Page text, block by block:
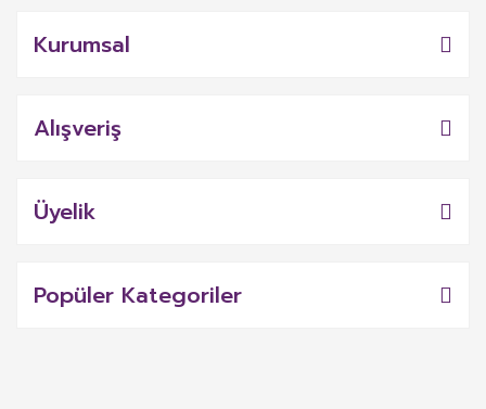
Kurumsal
Alışveriş
Üyelik
Popüler Kategoriler